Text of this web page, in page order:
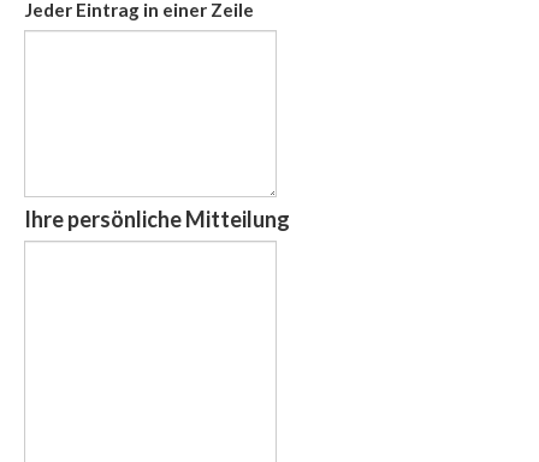
Jeder Eintrag in einer Zeile
Ihre persönliche Mitteilung